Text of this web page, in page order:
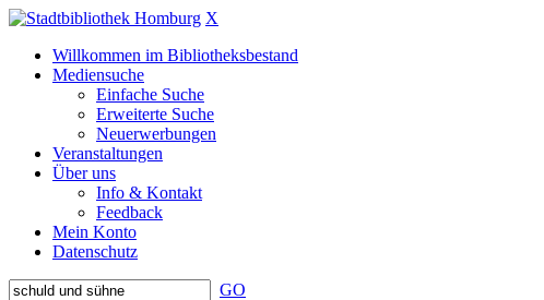
X
Willkommen im Bibliotheksbestand
Mediensuche
Einfache Suche
Erweiterte Suche
Neuerwerbungen
Veranstaltungen
Über uns
Info & Kontakt
Feedback
Mein Konto
Datenschutz
GO